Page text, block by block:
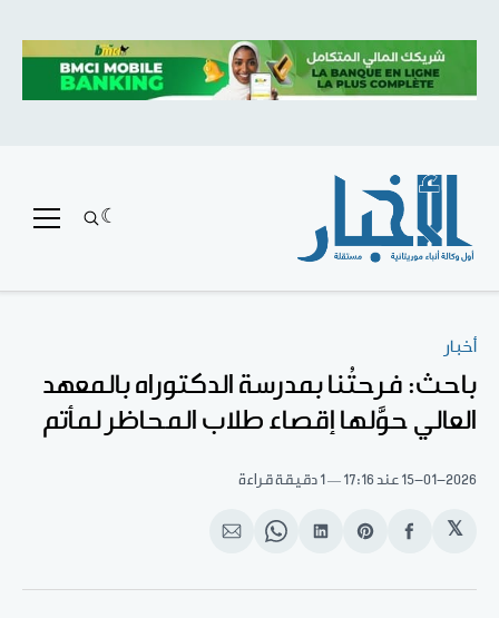
أخبار
باحث: فرحتُنا بمدرسة الدكتوراه بالمعهد
العالي حوَّلها إقصاء طلاب المحاظر لمأتم
15-01-2026 عند 17:16 1 دقيقة قراءة
𝕏
انشر
الفيسبوك
Share
Pinterest
انشر
لينكد
Share
WhatsApp
انشر
الإيميل